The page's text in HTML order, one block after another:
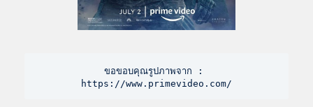
ขอขอบคุณรูปภาพจาก :
https://www.primevideo.com/